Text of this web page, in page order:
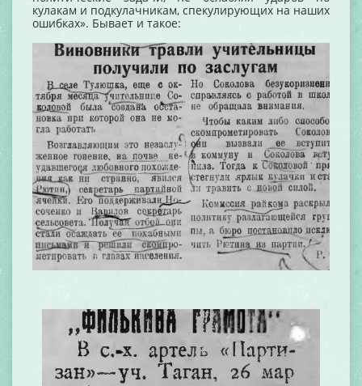
кулакам и подкулачникам, спекулирующих на наших
ошибках». Бывает и такое: